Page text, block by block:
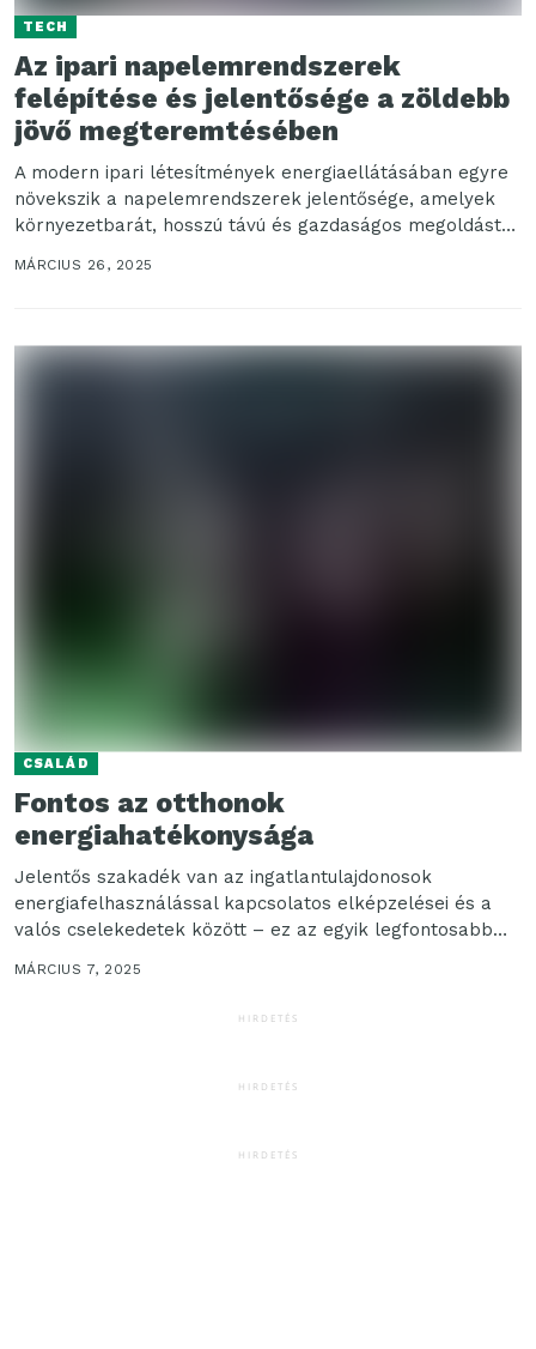
TECH
Az ipari napelemrendszerek
felépítése és jelentősége a zöldebb
jövő megteremtésében
A modern ipari létesítmények energiaellátásában egyre
növekszik a napelemrendszerek jelentősége, amelyek
környezetbarát, hosszú távú és gazdaságos megoldást
kínálnak. Segítségükkel zöldebb jövő teremthető,
MÁRCIUS 26, 2025
CSALÁD
Fontos az otthonok
energiahatékonysága
Jelentős szakadék van az ingatlantulajdonosok
energiafelhasználással kapcsolatos elképzelései és a
valós cselekedetek között – ez az egyik legfontosabb
MÁRCIUS 7, 2025
HIRDETÉS
HIRDETÉS
HIRDETÉS